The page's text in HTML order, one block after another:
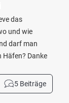
das
und wie
darf man
Häfen? Danke
5 Beiträge